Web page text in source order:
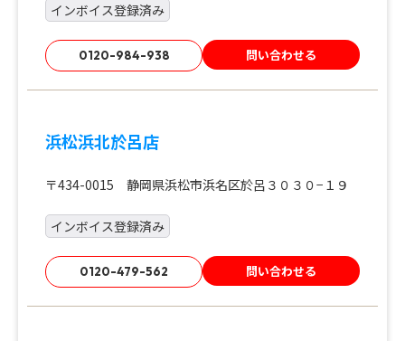
インボイス登録済み
0120-984-938 問い合わせる
浜松浜北於呂店
〒434-0015 静岡県浜松市浜名区於呂３０３０−１９
インボイス登録済み
0120-479-562 問い合わせる